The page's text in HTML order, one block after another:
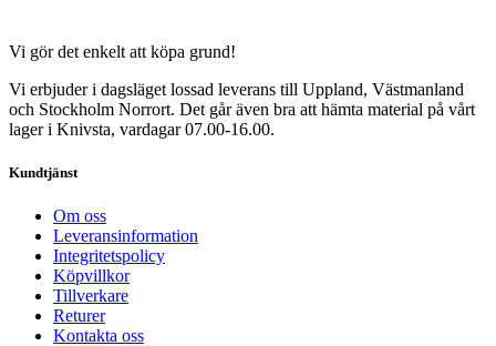
Vi gör det enkelt att köpa grund!
Vi erbjuder i dagsläget lossad leverans till Uppland, Västmanland
och Stockholm Norrort. Det går även bra att hämta material på vårt
lager i Knivsta, vardagar 07.00-16.00.
Kundtjänst
Om oss
Leveransinformation
Integritetspolicy
Köpvillkor
Tillverkare
Returer
Kontakta oss